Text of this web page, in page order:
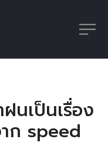
นเป็นเรื่อง
ก speed